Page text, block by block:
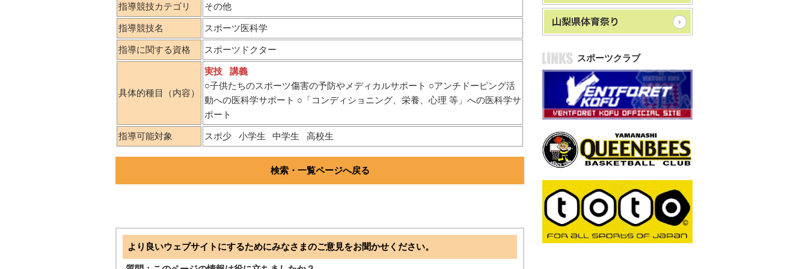
指導競技カテゴリ その他
指導競技名 スポーツ医科学
指導に関する資格 スポーツドクター
具体的種目（内容）
実技
講義
○子供たちのスポーツ傷害の予防やメディカルサポート ○アンチドーピング活
動への医科学サポート ○「コンディショニング、栄養、心理 等」への医科学サ
ポート
指導可能対象 スポ少 小学生 中学生 高校生
検索・一覧ページへ戻る
より良いウェブサイトにするためにみなさまのご意見をお聞かせください。
スポーツクラブ